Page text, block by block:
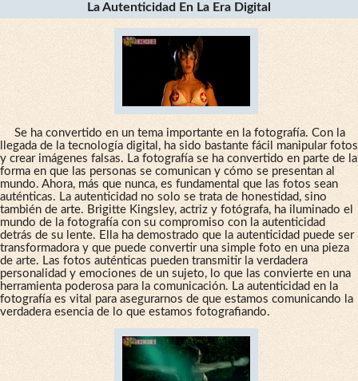
La Autenticidad En La Era Digital
Se ha convertido en un tema importante en la fotografía. Con la
llegada de la tecnología digital, ha sido bastante fácil manipular fotos
y crear imágenes falsas. La fotografía se ha convertido en parte de la
forma en que las personas se comunican y cómo se presentan al
mundo. Ahora, más que nunca, es fundamental que las fotos sean
auténticas. La autenticidad no solo se trata de honestidad, sino
también de arte. Brigitte Kingsley, actriz y fotógrafa, ha iluminado el
mundo de la fotografía con su compromiso con la autenticidad
detrás de su lente. Ella ha demostrado que la autenticidad puede ser
transformadora y que puede convertir una simple foto en una pieza
de arte. Las fotos auténticas pueden transmitir la verdadera
personalidad y emociones de un sujeto, lo que las convierte en una
herramienta poderosa para la comunicación. La autenticidad en la
fotografía es vital para asegurarnos de que estamos comunicando la
verdadera esencia de lo que estamos fotografiando.